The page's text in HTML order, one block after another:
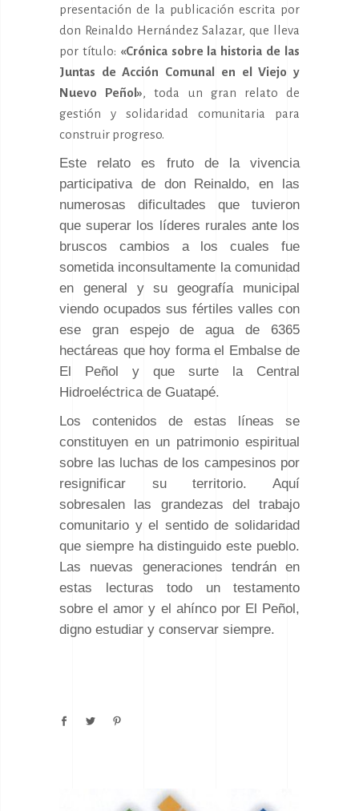
presentación de la publicación escrita por
don Reinaldo Hernández Salazar, que lleva
por título: «Crónica sobre la historia de las
Juntas de Acción Comunal en el Viejo y
Nuevo Peñol», toda un gran relato de
gestión y solidaridad comunitaria para
construir progreso.
Este relato es fruto de la vivencia
participativa de don Reinaldo, en las
numerosas dificultades que tuvieron
que superar los líderes rurales ante los
bruscos cambios a los cuales fue
sometida inconsultamente la comunidad
en general y su geografía municipal
viendo ocupados sus fértiles valles con
ese gran espejo de agua de 6365
hectáreas que hoy forma el Embalse de
El Peñol y que surte la Central
Hidroeléctrica de Guatapé.
Los contenidos de estas líneas se
constituyen en un patrimonio espiritual
sobre las luchas de los campesinos por
resignificar su territorio. Aquí
sobresalen las grandezas del trabajo
comunitario y el sentido de solidaridad
que siempre ha distinguido este pueblo.
Las nuevas generaciones tendrán en
estas lecturas todo un testamento
sobre el amor y el ahínco por El Peñol,
digno estudiar y conservar siempre.